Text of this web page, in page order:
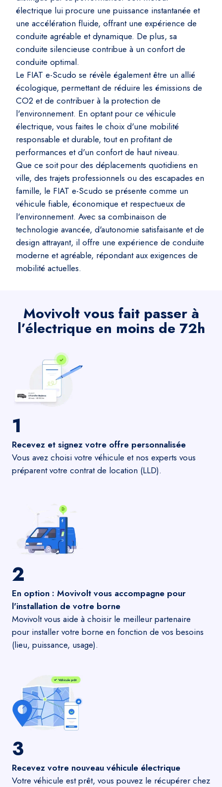
électrique lui procure une puissance instantanée et
une accélération fluide, offrant une expérience de
conduite agréable et dynamique. De plus, sa
conduite silencieuse contribue à un confort de
conduite optimal.
Le FIAT e-Scudo se révèle également être un allié
écologique, permettant de réduire les émissions de
CO2 et de contribuer à la protection de
l'environnement. En optant pour ce véhicule
électrique, vous faites le choix d'une mobilité
responsable et durable, tout en profitant de
performances et d'un confort de haut niveau.
Que ce soit pour des déplacements quotidiens en
ville, des trajets professionnels ou des escapades en
famille, le FIAT e-Scudo se présente comme un
véhicule fiable, économique et respectueux de
l'environnement. Avec sa combinaison de
technologie avancée, d'autonomie satisfaisante et de
design attrayant, il offre une expérience de conduite
moderne et agréable, répondant aux exigences de
mobilité actuelles.
Movivolt vous fait passer à
l’électrique en moins de 72h
1
Recevez et signez votre offre personnalisée
Vous avez choisi votre véhicule et nos experts vous
préparent votre contrat de location (LLD).
2
En option : Movivolt vous accompagne pour
l'installation de votre borne
Movivolt vous aide à choisir le meilleur partenaire
pour installer votre borne en fonction de vos besoins
(lieu, puissance, usage).
3
Recevez votre nouveau véhicule électrique
Votre véhicule est prêt, vous pouvez le récupérer chez